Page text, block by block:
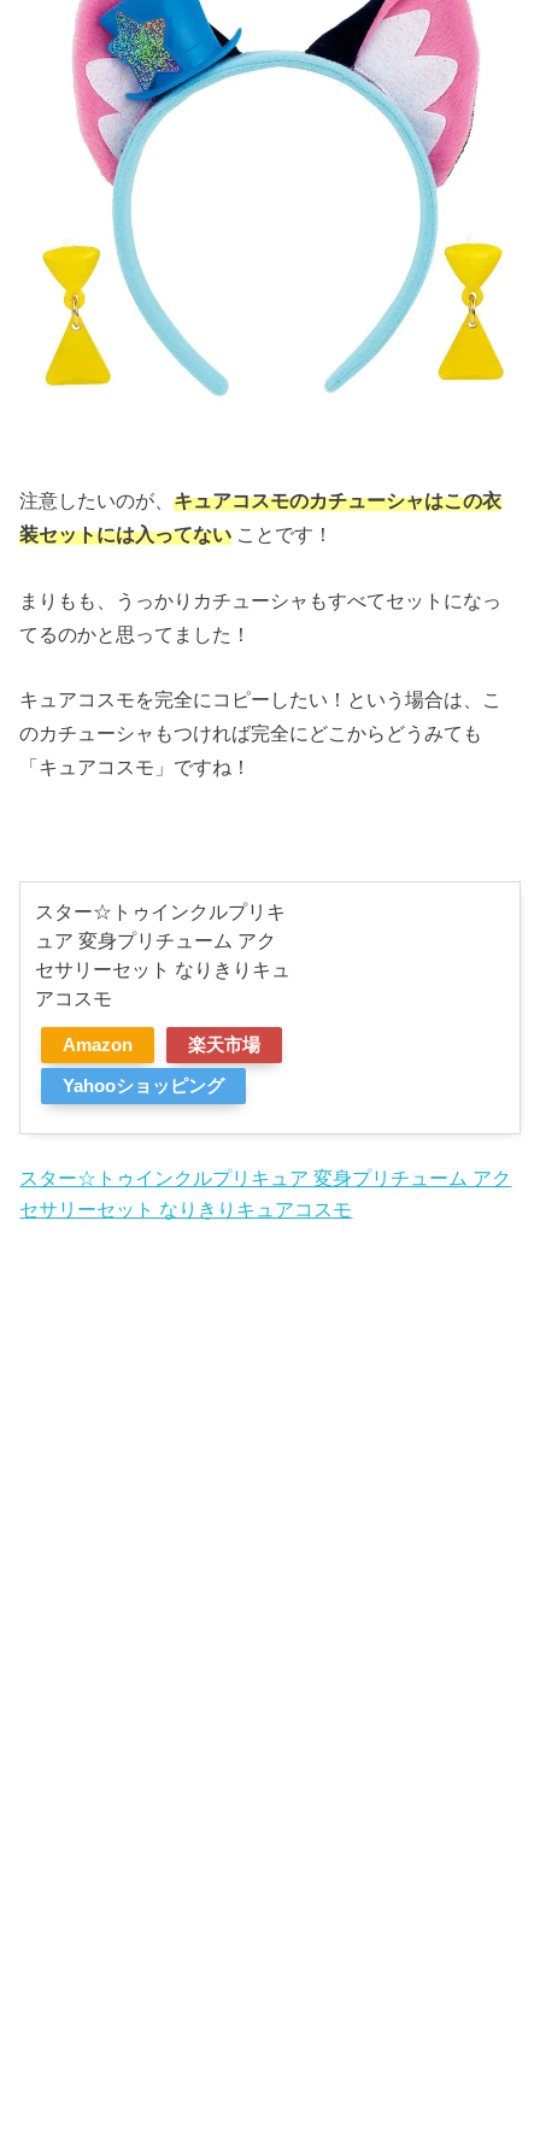
注意したいのが、キュアコスモのカチューシャはこの衣
装セットには入ってない ことです！
まりもも、うっかりカチューシャもすべてセットになっ
てるのかと思ってました！
キュアコスモを完全にコピーしたい！という場合は、こ
のカチューシャもつければ完全にどこからどうみても
「キュアコスモ」ですね！
スター☆トゥインクルプリキ
ュア 変身プリチューム アク
セサリーセット なりきりキュ
アコスモ
Amazon 楽天市場
Yahooショッピング
スター☆トゥインクルプリキュア 変身プリチューム アク
セサリーセット なりきりキュアコスモ